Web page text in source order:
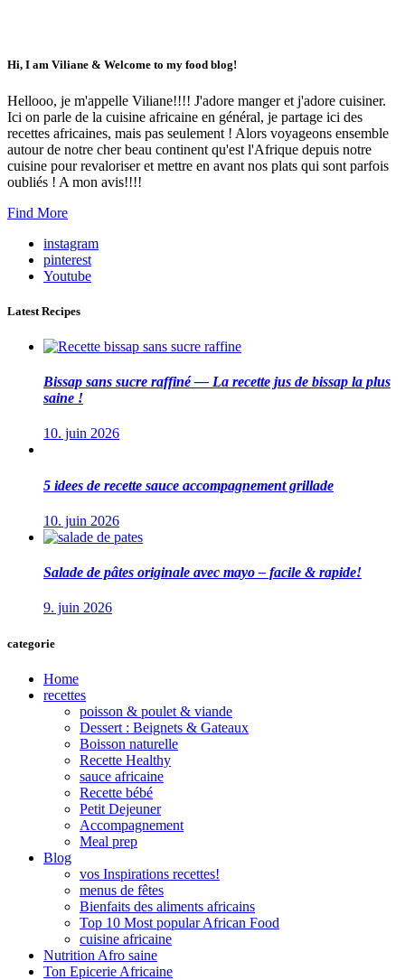
Hi, I am Viliane & Welcome to my food blog!
Hellooo, je m'appelle Viliane!!!! J'adore manger et j'adore cuisiner.
Ici on parle de la cuisine africaine en général, je partage ici des
recettes africaines, mais pas seulement ! Alors voyageons ensemble
autour de notre cher beau continent qu'est l'Afrique depuis notre
cuisine pour revaloriser et mettre en avant nos plats qui sont parfois
oubliés ! A mon avis!!!!
Find More
instagram
pinterest
Youtube
Latest Recipes
Bissap sans sucre raffiné — La recette jus de bissap la plus
saine !
10. juin 2026
5 idees de recette sauce accompagnement grillade
10. juin 2026
Salade de pâtes originale avec mayo – facile & rapide!
9. juin 2026
categorie
Home
recettes
poisson & poulet & viande
Dessert : Beignets & Gateaux
Boisson naturelle
Recette Healthy
sauce africaine
Recette bébé
Petit Dejeuner
Accompagnement
Meal prep
Blog
vos Inspirations recettes!
menus de fêtes
Bienfaits des aliments africains
Top 10 Most popular African Food
cuisine africaine
Nutrition Afro saine
Ton Epicerie Africaine